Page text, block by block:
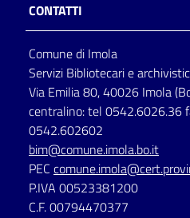
per
lettura
Seguici
su
CONTATTI
Comune di Imola
Servizi Bibliotecari e
Via Emilia 80, 40026 Imola
centralino: tel 0542.6026.36
0542.602602
bim@comune.imola.bo.it
PEC
P.IVA 00523381200
C.F. 00794470377